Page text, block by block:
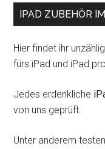
IPAD ZUBEHÖR
Hier findet ihr
fürs iPad und iPad pro
Jedes erdenkliche
von uns geprüft.
Unter anderem